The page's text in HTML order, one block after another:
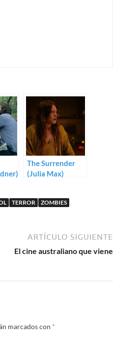
The Surrender
(Julia Max)
TERROR ZOMBIES
ARTÍCULO SIGUIENTE
El cine australiano que viene
marcados con *